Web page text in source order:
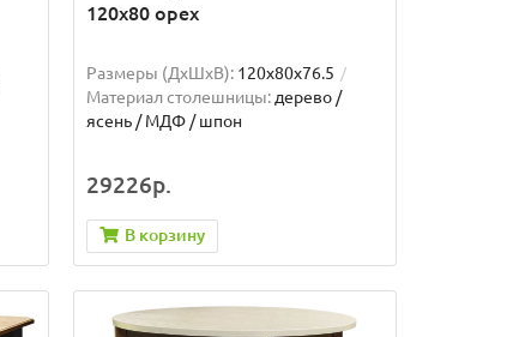
120х80 орех
Размеры (ДхШxВ): 120х80х76.5
Материал столешницы: дерево /
ясень / МДФ / шпон
29226р.
В корзину